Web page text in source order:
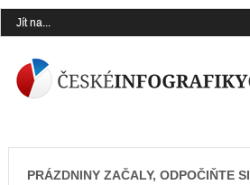
PRÁZDNINY ZAČALY, ODPOČIŇTE SI